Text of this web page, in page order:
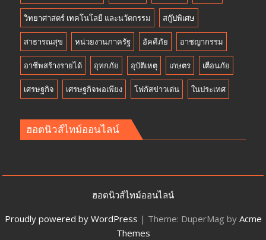
วิทยาศาสตร์ เทคโนโลยี และนวัตกรรม สกู๊ปพิเศษ
สาธารณสุข หน่วยงานภาครัฐ อัคคีภัย อาชญากรรม
อาชีพสร้างรายได้ อุทกภัย อุบัติเหตุ เกษตร เตือนภัย
เศรษฐกิจ เศรษฐกิจพอเพียง โฟกัสข่าวเด่น ในประเทศ
ฮอตนิวส์ไทม์ออนไลน์
ฮอตนิวส์ไทม์ออนไลน์
Proudly powered by WordPress | Theme: DuperMag by Acme
Themes